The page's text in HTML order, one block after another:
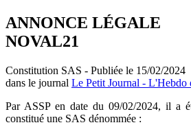
ANNONCE LÉGALE
NOVAL21
Constitution SAS - Publiée le 15/02/2024
dans le journal Le Petit Journal - L'Hebdo
Par ASSP en date du 09/02/2024, il a
constitué une SAS dénommée :